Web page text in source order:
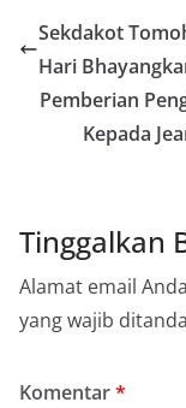
Sekdakot
Hari
Pemberian
Kepada
Tinggalkan
Alamat email
yang wajib
Komentar*